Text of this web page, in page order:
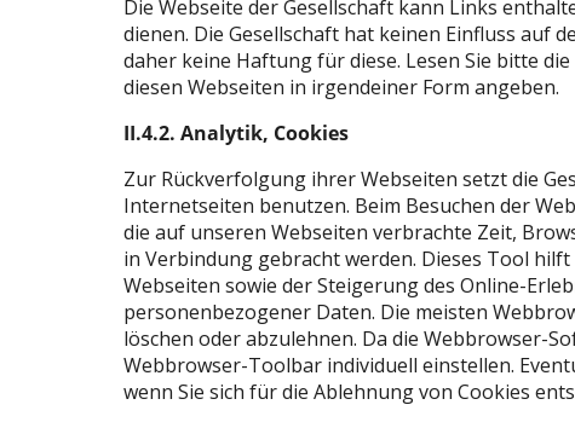
Die Webseite der Gesellschaft kann Links
dienen. Die Gesellschaft hat keinen Einfluss auf
daher keine Haftung für diese. Lesen Sie bitte
diesen Webseiten in irgendeiner Form angeben.
II.4.2. Analytik, Cookies
Zur Rückverfolgung ihrer Webseiten setzt die
Internetseiten benutzen. Beim Besuchen der
die auf unseren Webseiten verbrachte Zeit,
in Verbindung gebracht werden. Dieses Tool
Webseiten sowie der Steigerung des Online-
personenbezogener Daten. Die meisten
löschen oder abzulehnen. Da die Webbrowser-
Webbrowser-Toolbar individuell einstellen.
wenn Sie sich für die Ablehnung von Cookies